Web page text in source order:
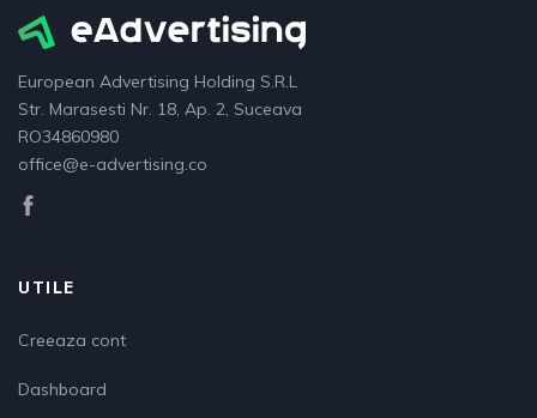
European Advertising Holding S.R.L
Str. Marasesti Nr. 18, Ap. 2, Suceava
RO34860980
office@e-advertising.co
UTILE
Creeaza cont
Dashboard